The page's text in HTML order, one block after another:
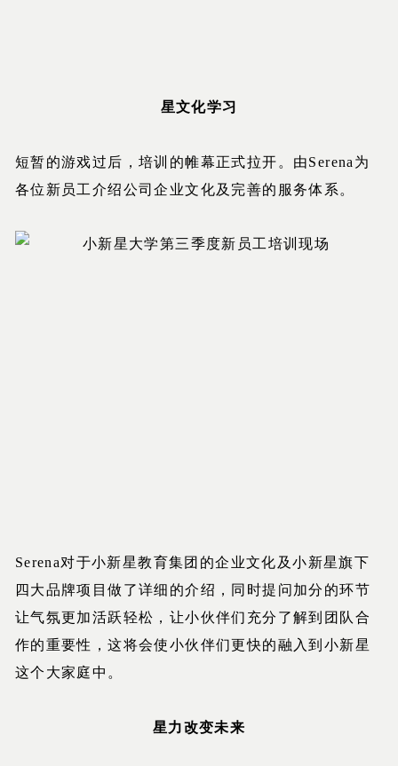
星文化学习
短暂的游戏过后，培训的帷幕正式拉开。由Serena为
各位新员工介绍公司企业文化及完善的服务体系。
Serena对于小新星教育集团的企业文化及小新星旗下
四大品牌项目做了详细的介绍，同时提问加分的环节
让气氛更加活跃轻松，让小伙伴们充分了解到团队合
作的重要性，这将会使小伙伴们更快的融入到小新星
这个大家庭中。
星力改变未来